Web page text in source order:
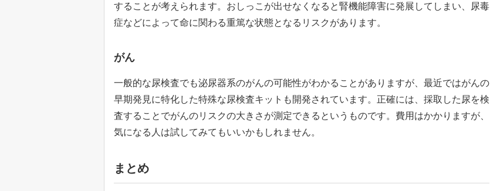
することが考えられます。おしっこが出せなくなると腎機能障害に発展してしまい、尿毒
症などによって命に関わる重篤な状態となるリスクがあります。
がん
一般的な尿検査でも泌尿器系のがんの可能性がわかることがありますが、最近ではがんの
早期発見に特化した特殊な尿検査キットも開発されています。正確には、採取した尿を検
査することでがんのリスクの大きさが測定できるというものです。費用はかかりますが、
気になる人は試してみてもいいかもしれません。
まとめ